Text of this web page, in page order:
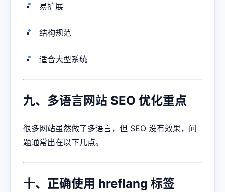
易扩展
结构规范
适合大型系统
九、多语言网站 SEO 优化重点
很多网站虽然做了多语言，但 SEO 没有效果，问
题通常出在以下几点。
十、正确使用 hreflang 标签